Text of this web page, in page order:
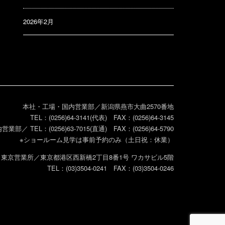
2026年2月
本社・工場・国内営業部／新潟県燕市大曲2570番地
TEL：(0256)64-3141(代表) FAX：(0256)64-3145
営業部／ TEL：(0256)63-7015(直通) FAX：(0256)64-5790
※ショールーム見学は事前予約のみ（土日祝：休業）
東京営業所／東京都港区西新橋2丁目8番1号 ワカサビル5階
TEL：(03)3504-0241 FAX：(03)3504-0246